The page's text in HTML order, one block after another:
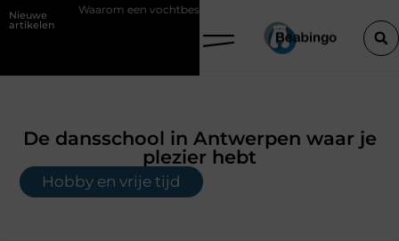
Nieuwe
artikelen
een vochtbestrijdingsbedrijf inschakelen vóór je verbouwt
De dansschool in Antwerpen waar je
plezier hebt
Hobby en vrije tijd